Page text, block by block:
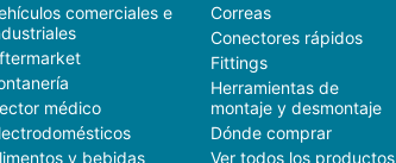
comerciales e
médico
y bebidas
Correas
Conectores rápidos
Fittings
Herramientas de
montaje y desmontaje
Dónde comprar
Ver todos los productos